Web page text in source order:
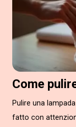
Come
Pulire una
fatto con